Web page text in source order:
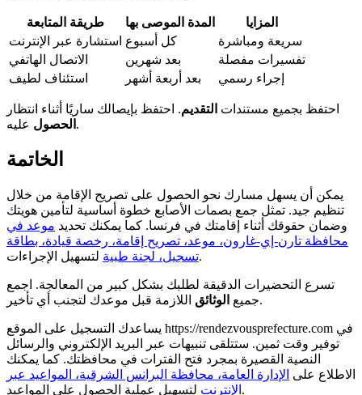
طريقة المتابعة المدة الموصى بها
المزايا
استشارة عبر الإنترنت كل أسبوع
سريعة ومباشرة
الاتصال الهاتفي
بعد شهرين
تفسيرات مفصلة
استئناف لطيف
بعد أربعة أشهر إجراء رسمي
احتفظ بجميع مستندات التقديم. احتفظ بإيصالك ساريًا أثناء انتظار
الحصول عليه.
الخاتمة
يمكن أن يسهل مسارك نحو الحصول على تصريح الإقامة من خلال
تنظيم جيد. تمثل جمع بصمات الأصابع خطوة أساسية لتأمين هويتك
وضمان حقوقك أثناء إقامتك في فرنسا. كما يمكنك تحديد موعد في
محافظة تارن-إي-غارون، موعد، تصريح إقامة، رخصة قيادة، بطاقة
تسجيل، لجنة طبيةلتسهيل الإجراءات.
تسرع التحضيرات الدقيقة لطلبك بشكل كبير من المعالجة. اجمع
جميع الوثائق اللازمة قبل موعدك لتجنب أي تأخير.
يساعدك التسجيل على الموقع https://rendezvousprefecture.com في
توفير وقت ثمين. ستتلقى تنبيهات عبر البريد الإلكتروني والرسائل
النصية القصيرة بمجرد فتح الفترات في محافظتك. كما يمكنك
الاطلاع على الإدارة العامة، محافظة البرانس الشرقية، المواعيد عبر
الإنترنت لتسهيل عملية الحصول على المواعيد.